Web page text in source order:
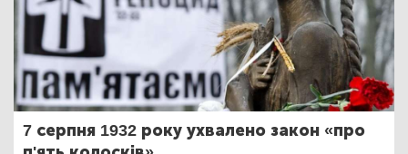
7 серпня 1932 року ухвалено закон «про